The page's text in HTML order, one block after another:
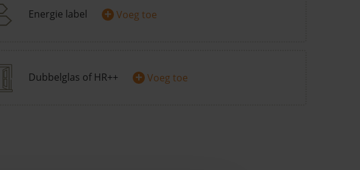
Energie label + Voeg toe
Dubbelglas of HR++ + Voeg toe